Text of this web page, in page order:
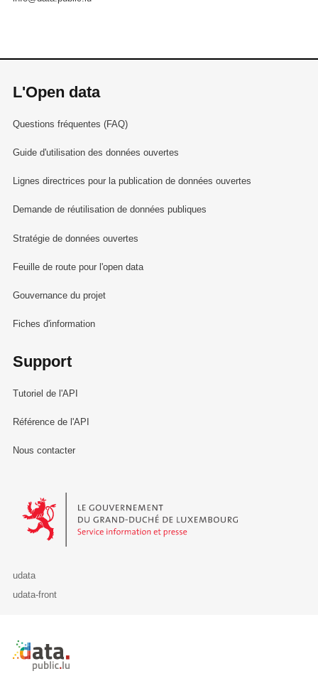
L'Open data
Questions fréquentes (FAQ)
Guide d'utilisation des données ouvertes
Lignes directrices pour la publication de données ouvertes
Demande de réutilisation de données publiques
Stratégie de données ouvertes
Feuille de route pour l'open data
Gouvernance du projet
Fiches d'information
Support
Tutoriel de l'API
Référence de l'API
Nous contacter
Le Gouvernement du Grand-Duché de Luxembourg - Service
udata
udata-front
Retour à l'accueil de data.public.lu